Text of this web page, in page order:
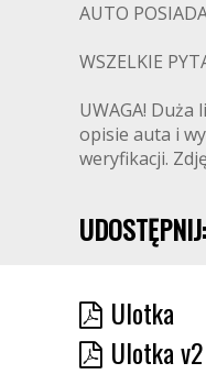
AUTO
WSZELKIE
UWAGA!
opisie auta i
weryfikacji.
UDOSTĘPNIJ:
Ulotka
Ulotka v2